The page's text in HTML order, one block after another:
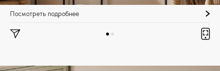
Посмотреть подробнее